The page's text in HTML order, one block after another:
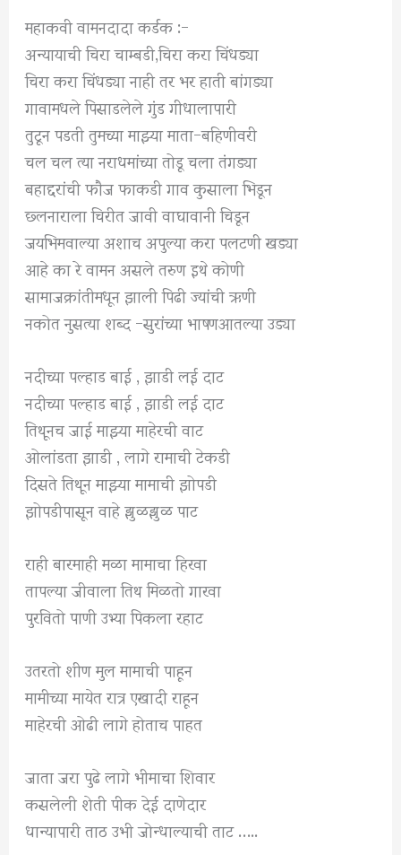
महाकवी वामनदादा कर्डक :-
अन्यायाची चिरा चाम्बडी,चिरा करा चिंधड्या
चिरा करा चिंधड्या नाही तर भर हाती बांगड्या
गावामधले पिसाडलेले गुंड गीधालापारी
तुटून पडती तुमच्या माझ्या माता-बहिणीवरी
चल चल त्या नराधमांच्या तोडू चला तंगड्या
बहाद्दरांची फौज फाकडी गाव कुसाला भिडून
छ्लनाराला चिरीत जावी वाघावानी चिडून
जयभिमवाल्या अशाच अपुल्या करा पलटणी खड्या
आहे का रे वामन असले तरुण इथे कोणी
सामाजक्रांतीमधून झाली पिढी ज्यांची ऋणी
नकोत नुसत्या शब्द -सुरांच्या भाषणआतल्या उड्या
नदीच्या पल्हाड बाई , झाडी लई दाट
नदीच्या पल्हाड बाई , झाडी लई दाट
तिथूनच जाई माझ्या माहेरची वाट
ओलांडता झाडी , लागे रामाची टेकडी
दिसते तिथून माझ्या मामाची झोपडी
झोपडीपासून वाहे झुळझुळ पाट
राही बारमाही मळा मामाचा हिरवा
तापल्या जीवाला तिथ मिळतो गारवा
पुरवितो पाणी उभ्या पिकला रहाट
उतरतो शीण मुल मामाची पाहून
मामीच्या मायेत रात्र एखादी राहून
माहेरची ओढी लागे होताच पाहत
जाता जरा पुढे लागे भीमाचा शिवार
कसलेली शेती पीक देई दाणेदार
धान्यापारी ताठ उभी जोन्धाल्याची ताट …..